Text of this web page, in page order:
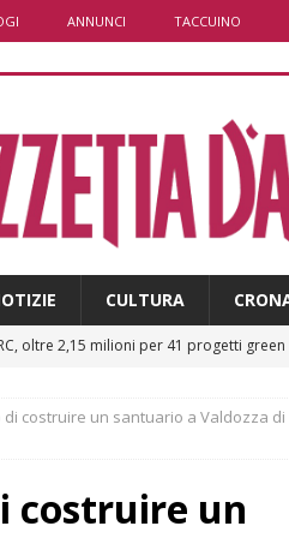
ANNUNCI TACCUINO
CULTURA
oltre 2,15 milioni per 41 progetti green
parte la richiesta di calamità naturale
un po’ di temporali nel fine settimana,
costruire un santuario a Valdozza di
costruire un